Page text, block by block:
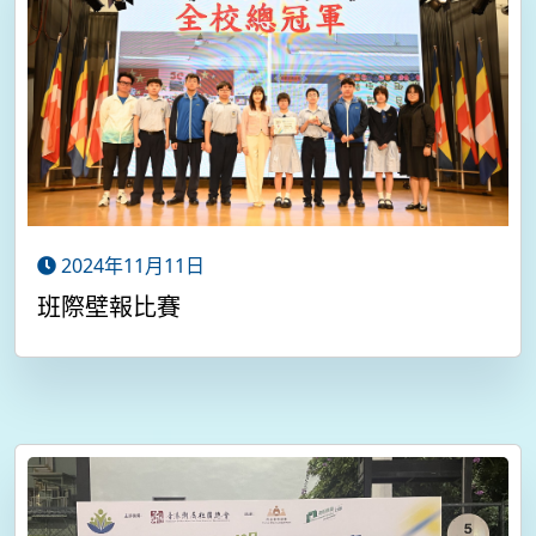
2024年11月11日
班際壁報比賽